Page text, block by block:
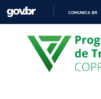
COMUNICA BR